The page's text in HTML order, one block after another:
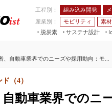
工程別： 組み込み開発
産業別：
モビリティ 素
脱炭素
サステナ設計
つながる工場
AI×設備保全 JIMTOF
IIFES
、自動車業界でのニーズや採用動向：モ...
動車業界でのニ
（4）